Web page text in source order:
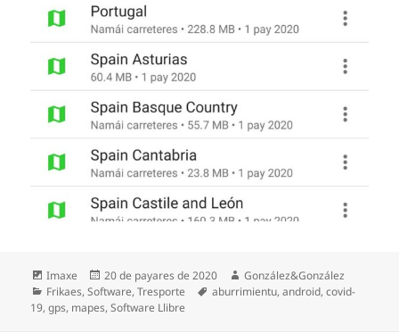
Formatu
Imaxe
Espublizáu
en
20 de payares de 2020 Autor
González&González
Categoríes
Frikaes,Software,Tresporte Etiquetes
aburrimientu,android,covid-
19,gps, mapes,Software Llibre